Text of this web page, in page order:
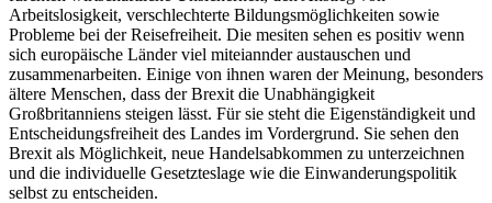
Arbeitslosigkeit, verschlechterte Bildungsmöglichkeiten sowie
Probleme bei der Reisefreiheit. Die mesiten sehen es positiv wenn
sich europäische Länder viel miteiannder austauschen und
zusammenarbeiten. Einige von ihnen waren der Meinung, besonders
ältere Menschen, dass der Brexit die Unabhängigkeit
Großbritanniens steigen lässt. Für sie steht die Eigenständigkeit und
Entscheidungsfreiheit des Landes im Vordergrund. Sie sehen den
Brexit als Möglichkeit, neue Handelsabkommen zu unterzeichnen
und die individuelle Gesetzteslage wie die Einwanderungspolitik
selbst zu entscheiden.